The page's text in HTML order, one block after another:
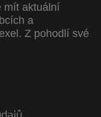
mít aktuální
a
Z pohodlí své